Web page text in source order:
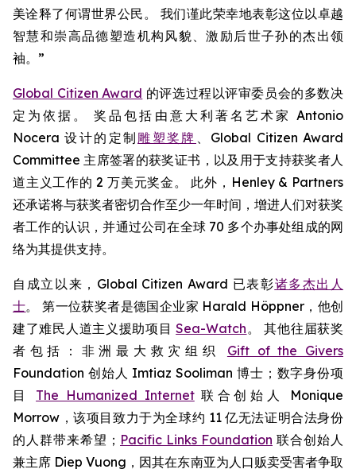
美诠释了何谓世界公民。 我们谨此荣幸地表彰这位以卓越
智慧和崇高品德塑造机构风貌、激励后世子孙的杰出领
袖。”
Global Citizen Award 的评选过程以评审委员会的多数决
定为依据。 奖品包括由意大利著名艺术家 Antonio
Nocera 设计的定制 雕塑奖牌 、Global Citizen Award
Committee 主席签署的获奖证书，以及用于支持获奖者人
道主义工作的 2 万美元奖金。 此外，Henley & Partners
还承诺将与获奖者密切合作至少一年时间，增进人们对获奖
者工作的认识，并通过公司在全球 70 多个办事处组成的网
络为其提供支持。
自成立以来，Global Citizen Award 已表彰诸多杰出人
士。 第一位获奖者是德国企业家 Harald Höppner，他创
建了难民人道主义援助项目Sea-Watch。 其他往届获奖
者包括：非洲最大救灾组织 Gift of the Givers
Foundation 创始人 Imtiaz Sooliman 博士；数字身份项
目 The Humanized Internet联合创始人 Monique
Morrow，该项目致力于为全球约 11 亿无法证明合法身份
的人群带来希望； Pacific Links Foundation 联合创始人
兼主席 Diep Vuong，因其在东南亚为人口贩卖受害者争取